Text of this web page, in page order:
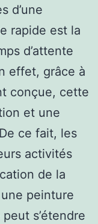
d’une
rapide est la
d’attente
effet, grâce à
conçue, cette
et une
ce fait, les
activités
de la
peinture
s’étendre